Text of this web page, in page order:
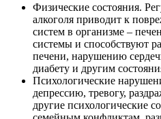
Физические состояния.
алкоголя приводит к
систем в организме –
системы и способствуют
печени, нарушению
диабету и другим
Психологические
депрессию, тревогу,
другие психологические